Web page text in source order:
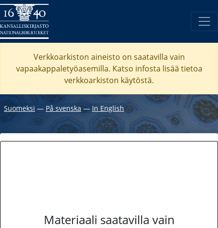
Verkkoarkiston aineisto on saatavilla vain
vapaakappaletyöasemilla. Katso infosta lisää tietoa
verkkoarkiston käytöstä.
Suomeksi ― På svenska― In English
Materiaali saatavilla vain